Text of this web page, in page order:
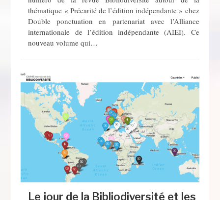
thématique « Précarité de l’édition indépendante » chez
Double ponctuation en partenariat avec l’Alliance
internationale de l’édition indépendante (AIEI). Ce
nouveau volume qui…
Le jour de la Bibliodiversité et les